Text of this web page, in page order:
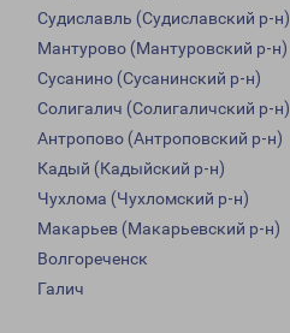
Судиславль (Судиславский р-н)
Мантурово (Мантуровский р-н)
Сусанино (Сусанинский р-н)
Солигалич (Солигаличский р-н)
Антропово (Антроповский р-н)
Кадый (Кадыйский р-н)
Чухлома (Чухломский р-н)
Макарьев (Макарьевский р-н)
Волгореченск
Галич